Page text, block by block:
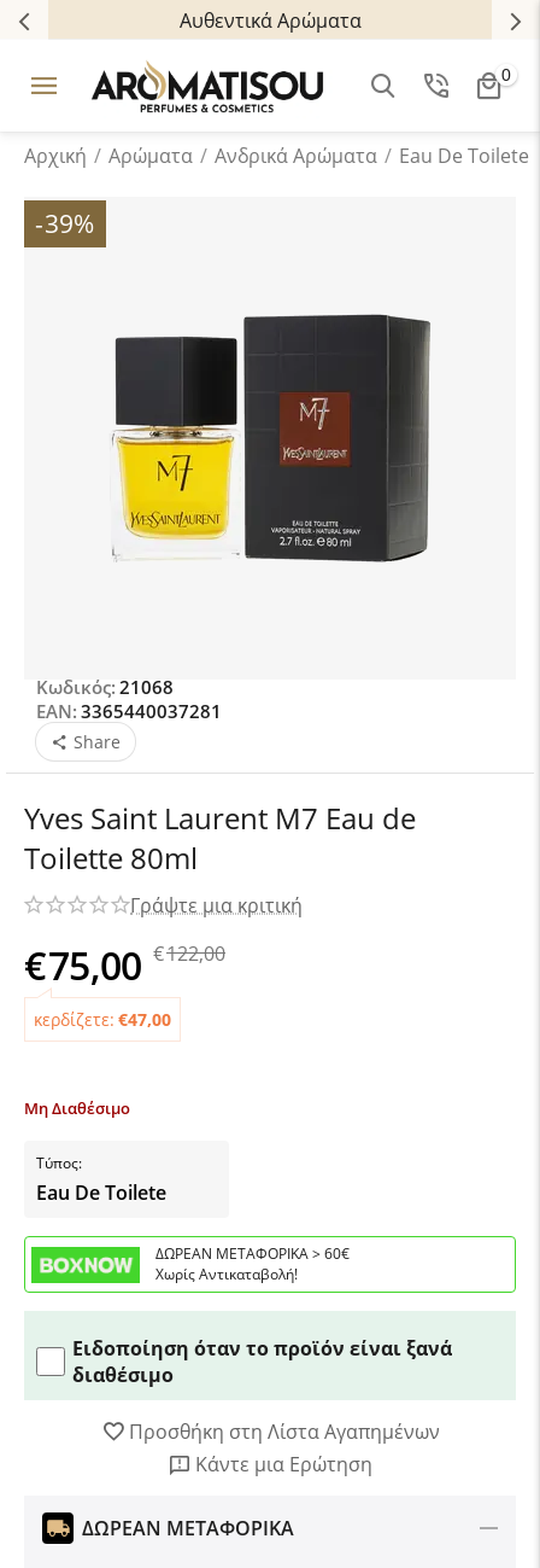
πληρωμής Δωρεάν BOX
0
Αρχική / Αρώματα / Ανδρικά Aρώματα / Eau De Toilete
-39%
EAN: 3365440037281
Κωδικός: 21068
Share
Yves Saint Laurent M7 Eau de
Toilette 80ml
Γράψτε μια κριτική
€75,00 €122,00
κερδίζετε: €47,00
Μη Διαθέσιμο
Τύπος:
Eau De Toilete
ΔΩΡΕΑΝ ΜΕΤΑΦΟΡΙΚΑ > 60€
Χωρίς Αντικαταβολή!
Ειδοποίηση όταν το προϊόν είναι ξανά
διαθέσιμο
Προσθήκη στη Λίστα Αγαπημένων
Κάντε μια Ερώτηση
ΔΩΡΕΑΝ ΜΕΤΑΦΟΡΙΚΑ